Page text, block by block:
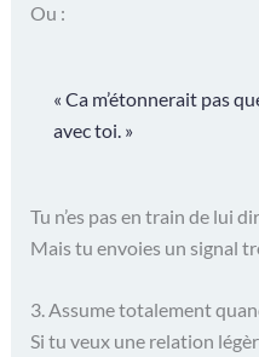
Ou :
« Ca m’étonnerait pas
avec toi. »
Tu n’es pas en train de lui
Mais tu envoies un signal
3. Assume totalement
Si tu veux une relation